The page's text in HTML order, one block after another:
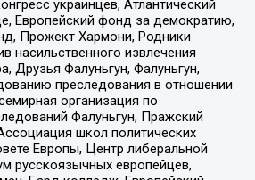
украинцев, Атлантический
Европейский фонд за демократию,
Прожект Хармони, Родники
насильственного извлечения
Друзья Фалуньгун, Фалуньгун,
преследования в отношении
организация по
Фалуньгун, Пражский
школ политических
Европы, Центр либеральной
русскоязычных европейцев,